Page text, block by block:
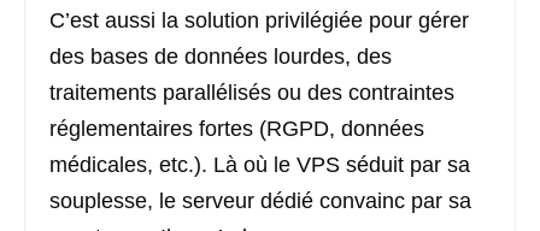
C’est aussi la solution privilégiée pour gérer
des bases de données lourdes, des
traitements parallélisés ou des contraintes
réglementaires fortes (RGPD, données
médicales, etc.). Là où le VPS séduit par sa
souplesse, le serveur dédié convainc par sa